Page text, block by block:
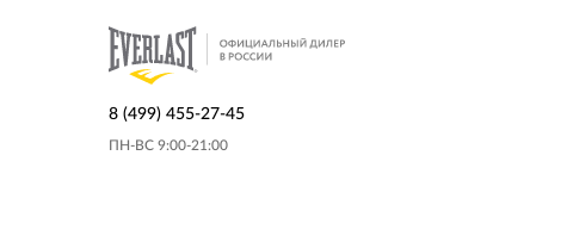
8 (499) 455-27-45
ПН-ВС 9:00-21:00